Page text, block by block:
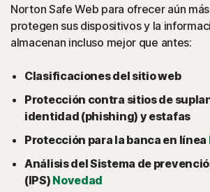
Norton Safe Web para ofrecer aún
protegen sus dispositivos y la
almacenan incluso mejor que antes:
Clasificaciones del sitio web
Protección contra sitios de
identidad (phishing) y estafas
Protección para la banca en línea
Análisis del Sistema de
(IPS) Novedad